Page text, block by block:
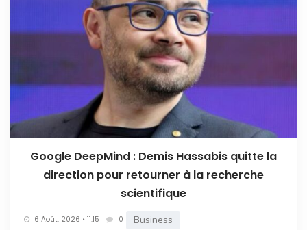
Google DeepMind : Demis Hassabis quitte la
direction pour retourner à la recherche
scientifique
6 Août. 2026 • 11:15 0 Business